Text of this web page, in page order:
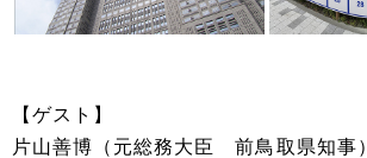
【ゲスト】
片山善博（元総務大臣 前鳥取県知事）